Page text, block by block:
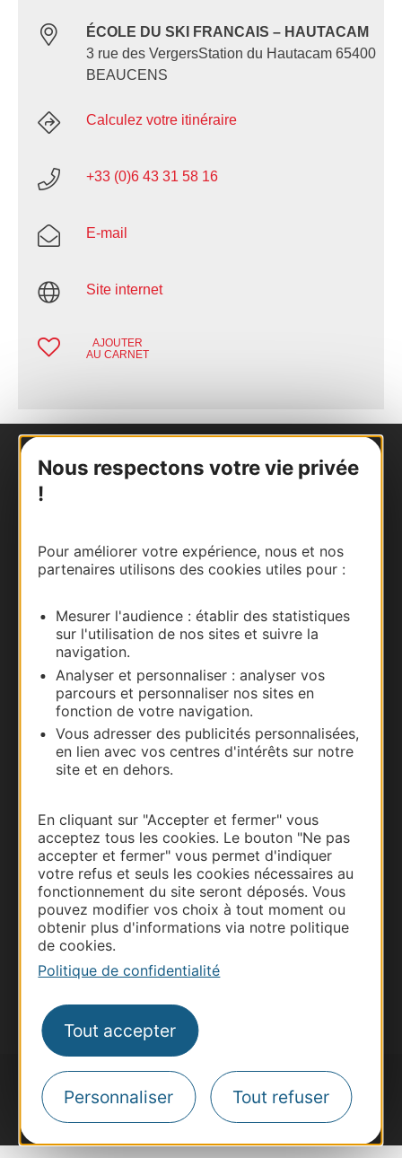
Nous respectons votre vie privée
!
Pour améliorer votre expérience, nous et nos
partenaires utilisons des cookies utiles pour :
Mesurer l'audience : établir des statistiques
sur l'utilisation de nos sites et suivre la
navigation.
Analyser et personnaliser : analyser vos
parcours et personnaliser nos sites en
fonction de votre navigation.
Vous adresser des publicités personnalisées,
en lien avec vos centres d'intérêts sur notre
site et en dehors.
En cliquant sur "Accepter et fermer" vous
acceptez tous les cookies. Le bouton "Ne pas
accepter et fermer" vous permet d'indiquer
votre refus et seuls les cookies nécessaires au
fonctionnement du site seront déposés. Vous
pouvez modifier vos choix à tout moment ou
obtenir plus d'informations via notre politique
de cookies.
Politique de confidentialité
Tout accepter
Personnaliser Tout refuser
ÉCOLE DU SKI FRANCAIS – HAUTACAM
3 rue des VergersStation du Hautacam 65400
BEAUCENS
Calculez votre itinéraire
+33 (0)6 43 31 58 16
E-mail
Site internet
AJOUTER
AU CARNET
Nous contacter
Documentation
Thermalisme
Pros d'Occitanie
Site presse et d'influence
Voyagistes
Destination Sport
Inscrivez-vous à la lettre d'information
Destination Occitanie pour recevoir des
suggestions de séjours, de visites et de sorties.
Je m'abonne